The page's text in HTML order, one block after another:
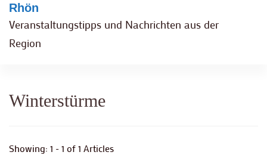
Rhön
Veranstaltungstipps und Nachrichten aus der
Region
Winterstürme
Showing: 1 - 1 of 1 Articles